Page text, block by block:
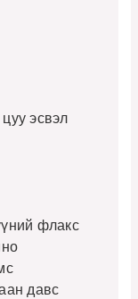
эсвэл
флакс
давс